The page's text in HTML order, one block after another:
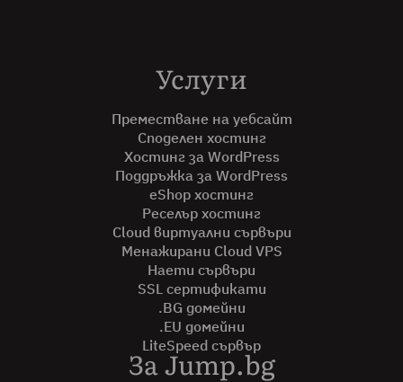
Услуги
Преместване на уебсайт
Споделен хостинг
Хостинг за WordPress
Поддръжка за WordPress
eShop хостинг
Реселър хостинг
Cloud виртуални сървъри
Менажирани Cloud VPS
Наети сървъри
SSL сертификати
.BG домейни
.EU домейни
LiteSpeed сървър
За Jump.bg